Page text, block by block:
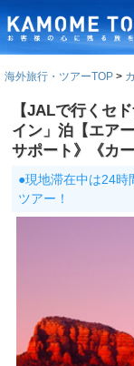
海外旅行・ツアーTOP
【JALで行くセ
イン」泊【エア
サポート》《カ
●現地滞在中は24時
ツアー！